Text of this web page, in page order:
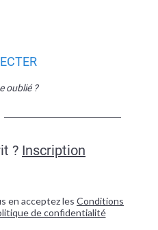
oublié ?
? Inscription
en acceptez les Conditions
de confidentialité